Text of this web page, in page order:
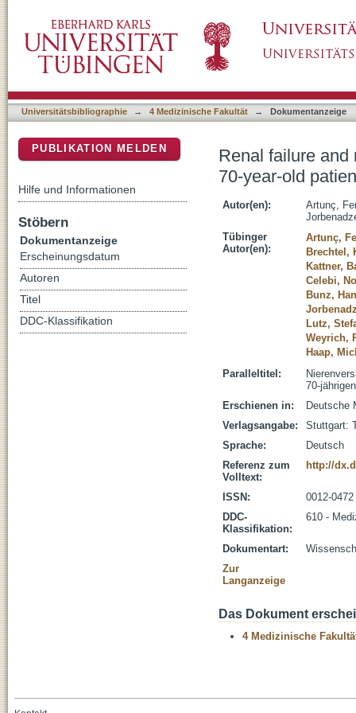
5/2013
Universitätsbibliographie → 4 Medizinische Fakultät → Dokumentanzeige
Renal failure and
70-year-old
Autor(en):
Artunç,
Tübinger
Autor(en):
Artunç,
Brechtel,
Kattner,
Celebi,
Bunz,
Lutz,
Weyrich,
Haap,
Paralleltitel:
70-
Erschienen in:
Deutsche
Verlagsangabe:
Stuttgart:
Sprache:
Deutsch
Referenz zum
Volltext:
http://
ISSN:
0012-0472
DDC-
Klassifikation:
610 -
Dokumentart:
Zur
Langanzeige
Das Dokument
4 Medizinische
PUBLIKATION MELDEN
Hilfe und Informationen
Stöbern
Dokumentanzeige
Erscheinungsdatum
Autoren
Titel
DDC-Klassifikation